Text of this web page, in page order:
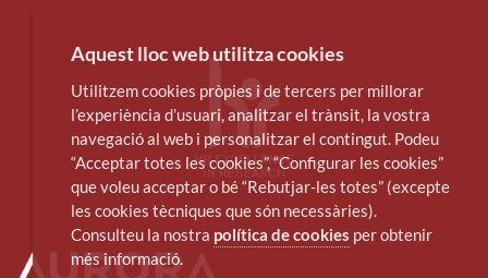
Aquest lloc web utilitza cookies
Utilitzem cookies pròpies i de tercers per millorar
l’experiència d’usuari, analitzar el trànsit, la vostra
navegació al web i personalitzar el contingut. Podeu
“Acceptar totes les cookies”, “Configurar les cookies”
que voleu acceptar o bé “Rebutjar-les totes” (excepte
les cookies tècniques que són necessàries).
Consulteu la nostra política de cookies per obtenir
més informació.